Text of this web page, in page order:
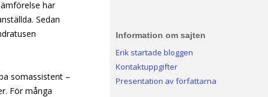
har
Sedan
somassistent –
För många
Information om sajten
Erik startade bloggen
Kontaktuppgifter
Presentation av författarna